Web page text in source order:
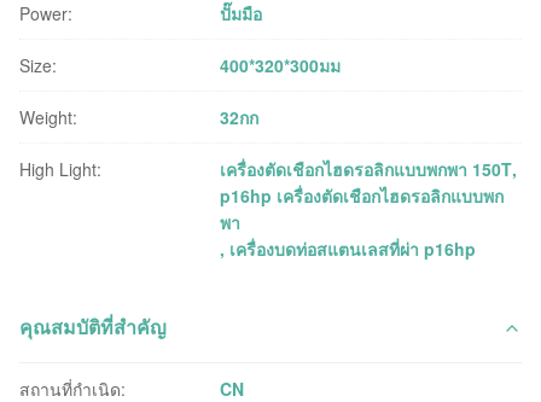
Power: ปั๊มมือ
Size: 400*320*300มม
Weight: 32กก
High Light: เครื่องตัดเชือกไฮดรอลิกแบบพกพา 150T,
p16hp เครื่องตัดเชือกไฮดรอลิกแบบพก
พา
, เครื่องบดท่อสแตนเลสที่ผ่า p16hp
คุณสมบัติที่สำคัญ
สถานที่กำเนิด: CN